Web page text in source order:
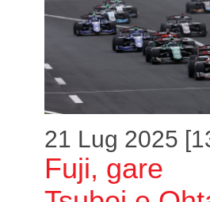
21 Lug 2025
Fuji, gare